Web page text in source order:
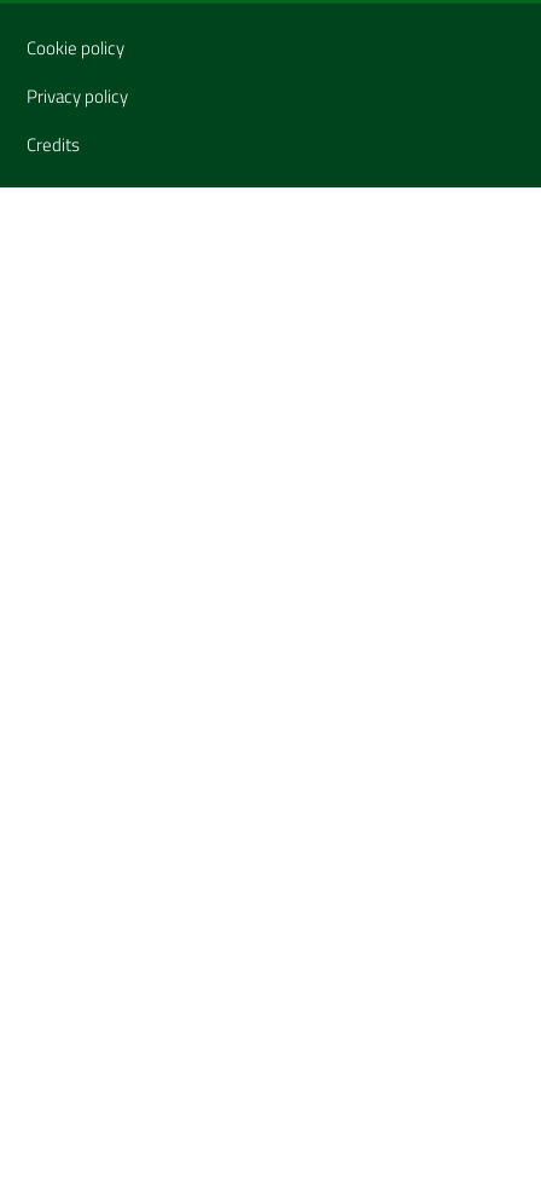
Sezione Link Utili
Cookie policy
Privacy policy
Credits